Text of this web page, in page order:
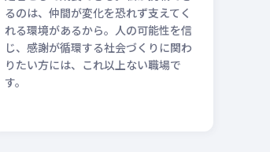
るのは、仲間が変化を恐れず支えてく
れる環境があるから。人の可能性を信
じ、感謝が循環する社会づくりに関わ
りたい方には、これ以上ない職場で
す。